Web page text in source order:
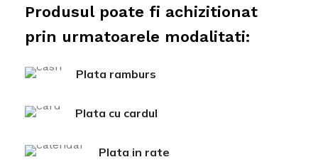
Produsul poate fi achizitionat
prin urmatoarele modalitati:
Plata ramburs
Plata cu cardul
Plata in rate